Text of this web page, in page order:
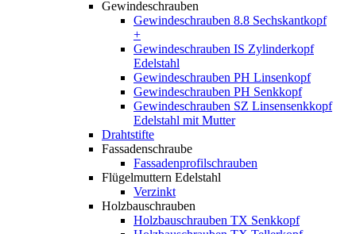
Gewindeschrauben
Gewindeschrauben 8.8 Sechskantkopf
+
Gewindeschrauben IS Zylinderkopf
Edelstahl
Gewindeschrauben PH Linsenkopf
Gewindeschrauben PH Senkkopf
Gewindeschrauben SZ Linsensenkkopf
Edelstahl mit Mutter
Drahtstifte
Fassadenschraube
Fassadenprofilschrauben
Flügelmuttern Edelstahl
Verzinkt
Holzbauschrauben
Holzbauschrauben TX Senkkopf